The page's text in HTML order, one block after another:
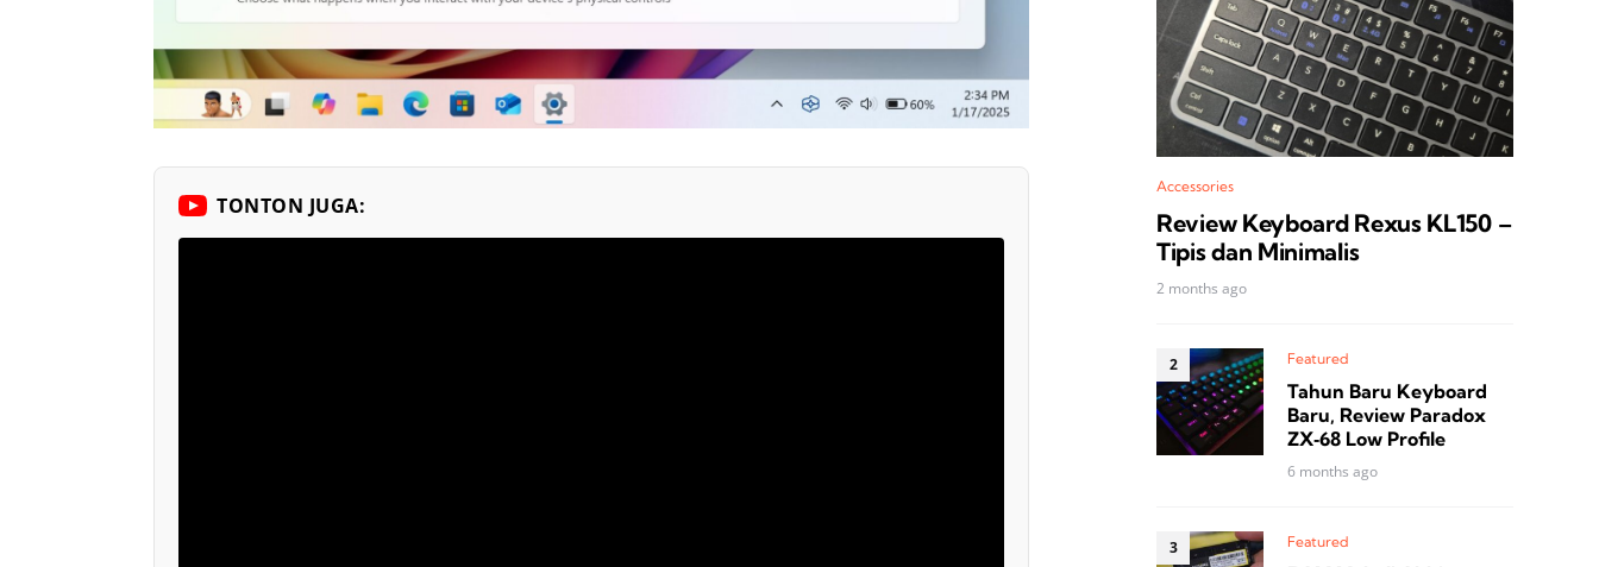
TONTON JUGA:
Accessories
Review Keyboard Rexus KL150 –
Tipis dan Minimalis
2 months ago
Featured
Tahun Baru Keyboard
Baru, Review Paradox
ZX‑68 Low Profile
6 months ago
Featured